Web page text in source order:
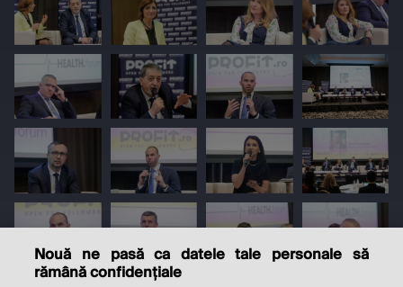
Nouă ne pasă ca datele tale personale să
rămână confidențiale